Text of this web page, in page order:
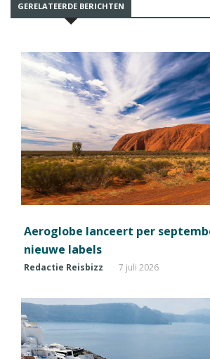
GERELATEERDE BERICHTEN
Aeroglobe lanceert per
nieuwe labels
Redactie Reisbizz 7 juli 2026